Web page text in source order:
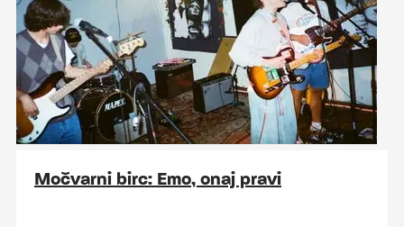
Hour od 17:00 do 19:00 – sve po 3 €!
(Nikšićko, Vukovarsko, Ožujsko, Staropramen,
Becks, Hidra, Aspall cider) ▬▬▬ Upad: 0 €
Trajanje: 17:00 – 24:00 Više o ponudi
Močvarnog birca pogledajte ovdje.
Močvarni birc: Emo, onaj pravi